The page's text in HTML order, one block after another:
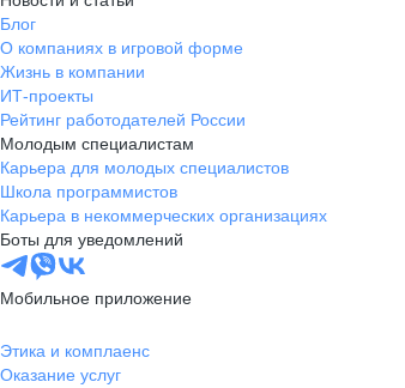
Блог
О компаниях в игровой форме
Жизнь в компании
ИТ-проекты
Рейтинг работодателей России
Молодым специалистам
Карьера для молодых специалистов
Школа программистов
Карьера в некоммерческих организациях
Боты для уведомлений
Мобильное приложение
Этика и комплаенс
Оказание услуг